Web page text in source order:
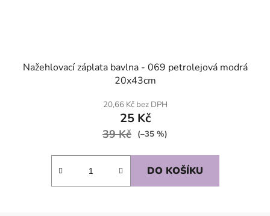
Nažehlovací záplata bavlna - 069 petrolejová modrá
20x43cm
20,66 Kč bez DPH
25 Kč
39 Kč (–35 %)
DO KOŠÍKU